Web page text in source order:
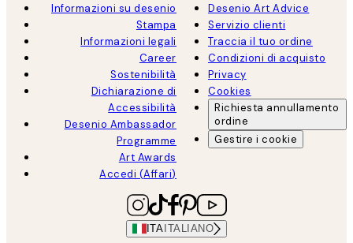
Informazioni su desenio
Stampa
Informazioni legali
Career
Sostenibilità
Dichiarazione di
Accessibilità
Desenio Ambassador
Programme
Art Awards
Accedi (Affari)
Desenio Art Advice
Servizio clienti
Traccia il tuo ordine
Condizioni di acquisto
Privacy
Cookies
Richiesta annullamento
ordine
Gestire i cookie
ITA ITALIANO